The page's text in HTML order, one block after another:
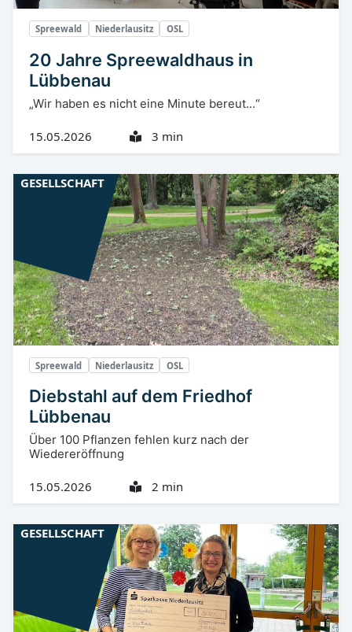
Spreewald Niederlausitz OSL
20 Jahre Spreewaldhaus in
Lübbenau
„Wir haben es nicht eine Minute bereut...“
15.05.2026 3 min
Spreewald Niederlausitz OSL
Diebstahl auf dem Friedhof
Lübbenau
Über 100 Pflanzen fehlen kurz nach der
Wiedereröffnung
15.05.2026 2 min
GESELLSCHAFT
GESELLSCHAFT